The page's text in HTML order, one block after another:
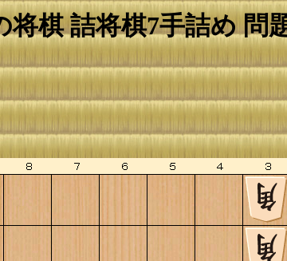
将棋 詰将棋7手詰め 問